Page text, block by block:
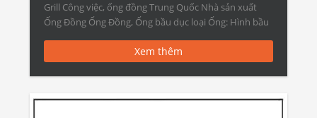
Grill Công việc, ống đồng Trung Quốc Nhà sản xuất
Ống Đồng Ống Đồng, Ống bầu dục loại Ống: Hình bầu
Xem thêm